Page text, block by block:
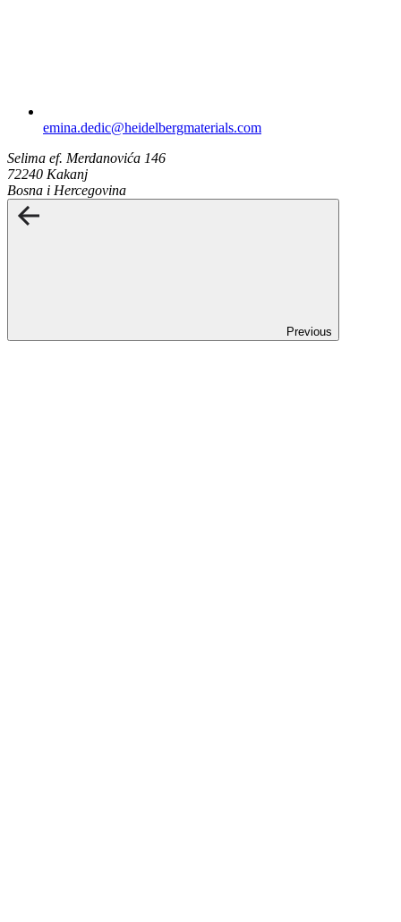
emina.dedic​@heidelbergmaterials.com
Selima ef. Merdanovića 146
72240 Kakanj
Bosna i Hercegovina
Previous